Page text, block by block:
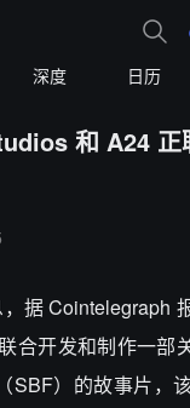
深度 日历
和 A24 正
据 Cointelegraph
合开发和制作一部
SBF）的故事片，